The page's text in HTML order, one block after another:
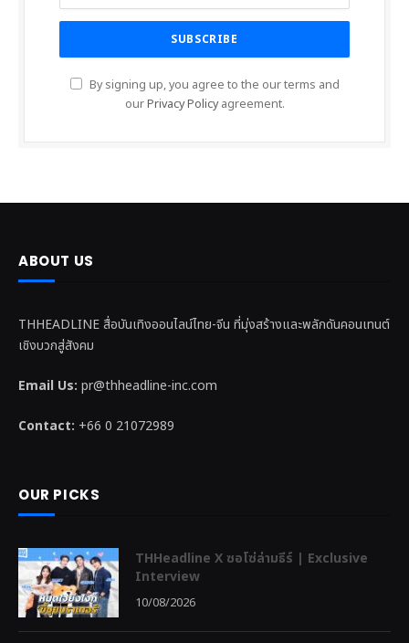
By signing up, you agree to the our terms and
ourPrivacy Policyagreement.
ABOUT US
THHEADLINE สื่อบันเทิงออนไลน์ไทย-จีน ที่มุ่งสร้างและพลักดันคอนเทนต์
เชิงบวกสู่สังคม
Email Us: pr@thheadline-inc.com
Contact: +66 0 21072989
OUR PICKS
THHeadline X ซอโซ่ล่ามธีร์ | Exclusive
Interview
10/08/2026